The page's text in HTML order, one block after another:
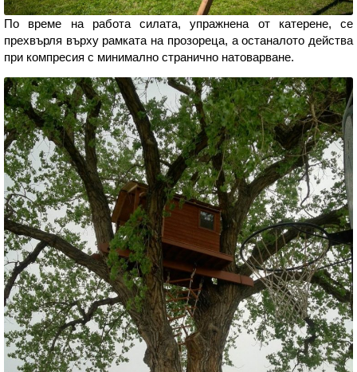
По време на работа силата, упражнена от катерене, се
прехвърля върху рамката на прозореца, а останалото действа
при компресия с минимално странично натоварване.